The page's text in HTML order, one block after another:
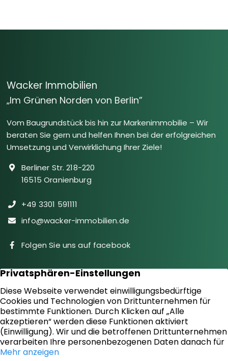
Wacker Immobilien
„Im Grünen Norden von Berlin”
Vom Baugrundstück bis hin zur Markenimmobilie – Wir
beraten Sie gern und helfen Ihnen bei der erfolgreichen
Umsetzung und Verwirklichung Ihrer Ziele!
Berliner Str. 218-220
16515 Oranienburg
+49 3301 591111
info@wacker-immobilien.de
Folgen Sie uns auf facebook
Immobilien
Downloads
Diensteistungen
Aktuelles
Sie suchen
Kontakt
Sie bieten an
Impressum
Kundenstimmen